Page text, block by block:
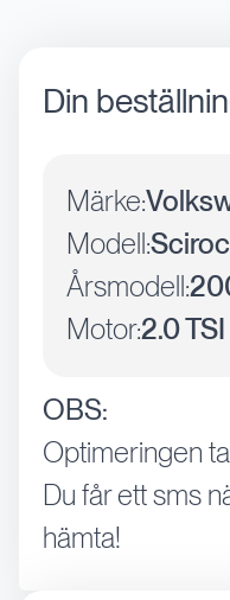
Din
Märke:
Modell:
Årsmodell:
Motor:2.0
OBS:
Optimeringen
Du får ett sms
hämta!